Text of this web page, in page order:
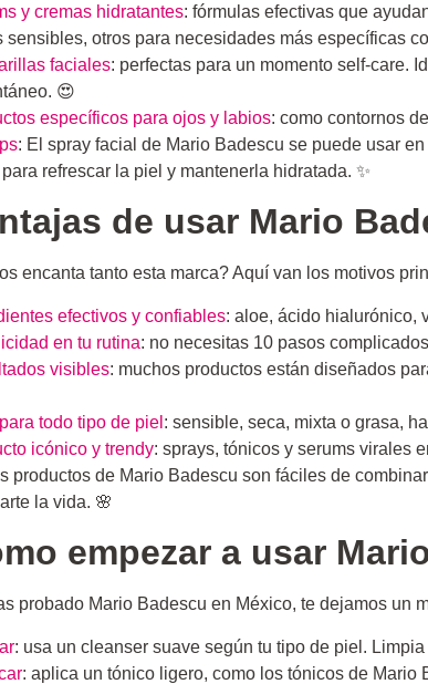
y cremas hidratantes: fórmulas efectivas que
sensibles, otros para necesidades más específicas
faciales: perfectas para un momento self-care.
😍
específicos para ojos y labios: como contornos
: El spray facial de Mario Badescu se puede usar
refrescar la piel y mantenerla hidratada. ✨
de usar Mario
encanta tanto esta marca? Aquí van los motivos
efectivos y confiables: aloe, ácido hialurónico,
en tu rutina: no necesitas 10 pasos
visibles: muchos productos están diseñados
todo tipo de piel : sensible, seca, mixta o grasa,
icónico y trendy: sprays, tónicos y serums virales
productos de Mario Badescu son fáciles de
la vida. 🌸
empezar a usar
probado Mario Badescu en México, te dejamos un
: usa un cleanser suave según tu tipo de piel.
: aplica un tónico ligero, como los tónicos de Mario